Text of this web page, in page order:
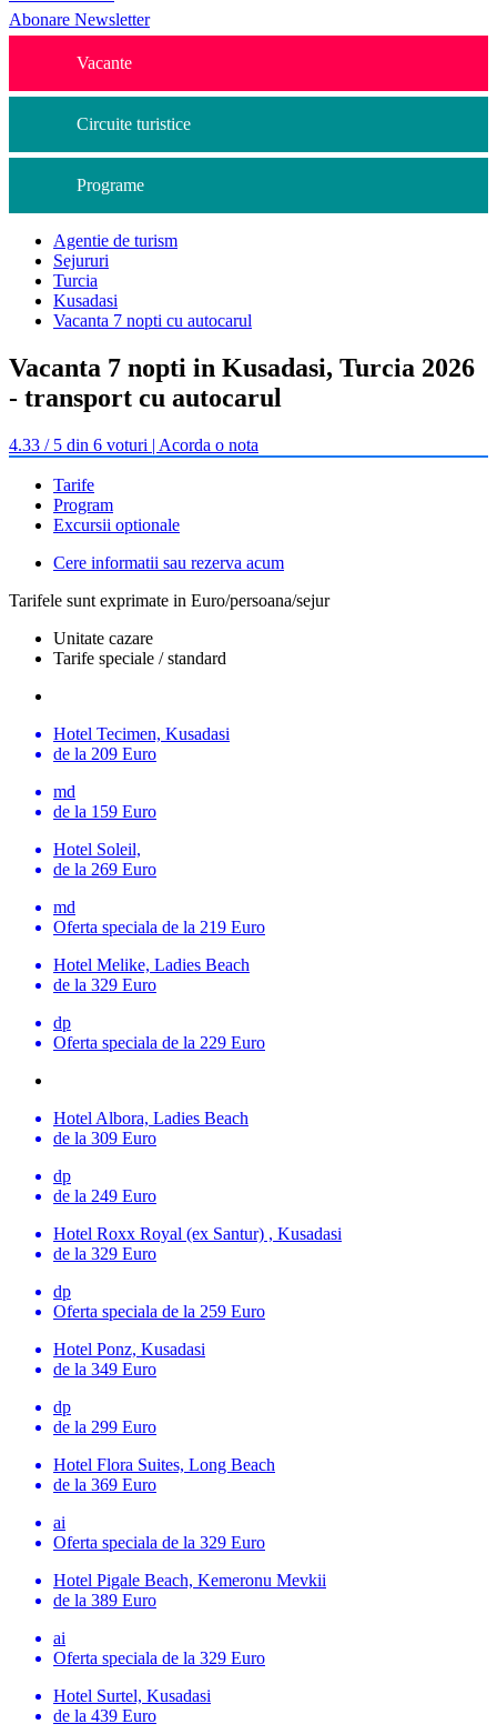
Abonare Newsletter
Vacante
Circuite turistice
Programe
Agentie de turism
Sejururi
Turcia
Kusadasi
Vacanta 7 nopti cu autocarul
Vacanta 7 nopti in Kusadasi, Turcia 2026
- transport cu autocarul
4.33 / 5 din 6 voturi | Acorda o nota
Tarife
Program
Excursii optionale
Cere informatii sau rezerva acum
Tarifele sunt exprimate in Euro/persoana/sejur
Unitate cazare
Tarife speciale / standard
Hotel Tecimen, Kusadasi
de la 209 Euro
md
de la 159 Euro
Hotel Soleil,
de la 269 Euro
md
Oferta speciala de la 219 Euro
Hotel Melike, Ladies Beach
de la 329 Euro
dp
Oferta speciala de la 229 Euro
Hotel Albora, Ladies Beach
de la 309 Euro
dp
de la 249 Euro
Hotel Roxx Royal (ex Santur) , Kusadasi
de la 329 Euro
dp
Oferta speciala de la 259 Euro
Hotel Ponz, Kusadasi
de la 349 Euro
dp
de la 299 Euro
Hotel Flora Suites, Long Beach
de la 369 Euro
ai
Oferta speciala de la 329 Euro
Hotel Pigale Beach, Kemeronu Mevkii
de la 389 Euro
ai
Oferta speciala de la 329 Euro
Hotel Surtel, Kusadasi
de la 439 Euro